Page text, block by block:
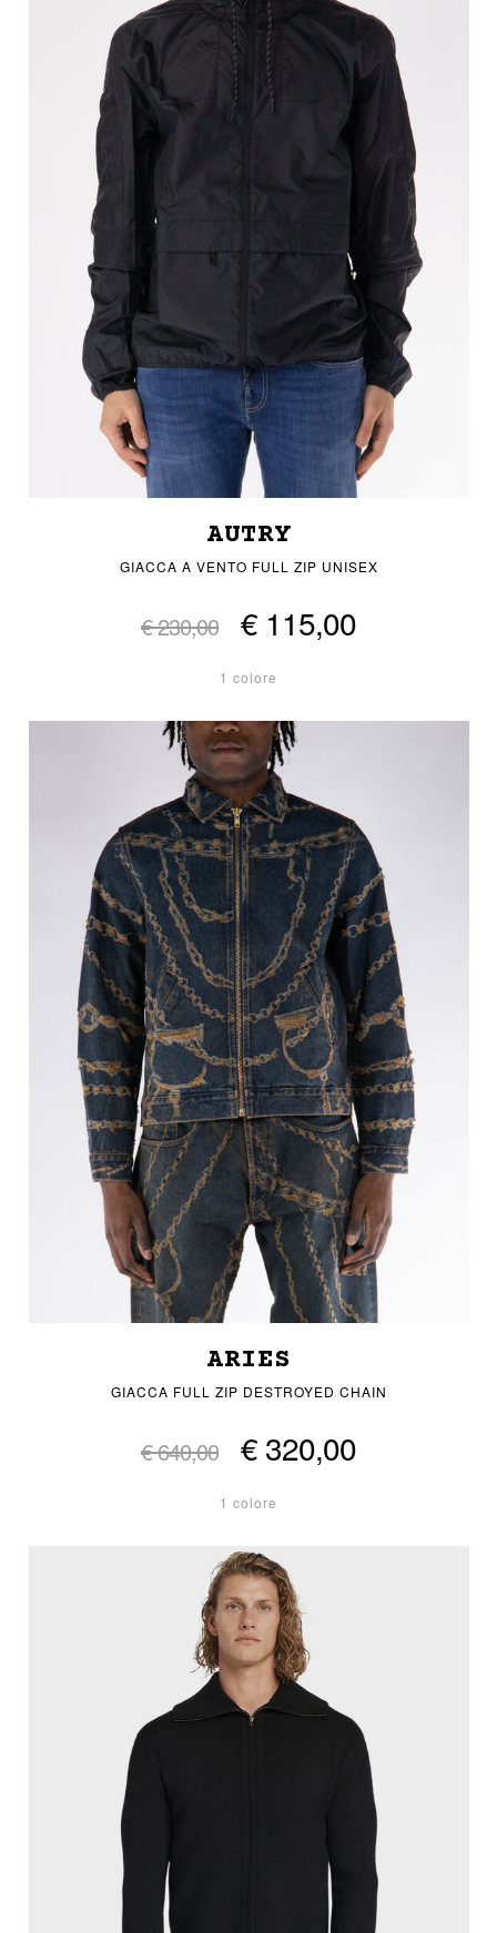
AUTRY
GIACCA A VENTO FULL ZIP UNISEX
€ 230,00 € 115,00
1 colore
ARIES
GIACCA FULL ZIP DESTROYED CHAIN
€ 640,00 € 320,00
1 colore